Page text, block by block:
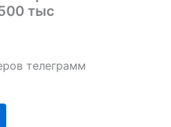
тыс
телеграмм